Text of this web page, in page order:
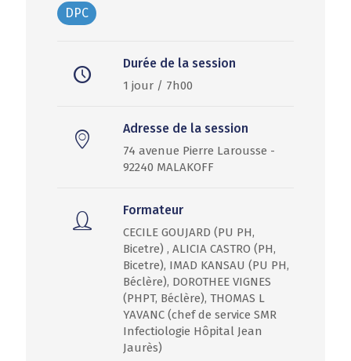
DPC
Durée de la session
1 jour / 7h00
Adresse de la session
74 avenue Pierre Larousse -
92240 MALAKOFF
Formateur
CECILE GOUJARD (PU PH,
Bicetre) , ALICIA CASTRO (PH,
Bicetre), IMAD KANSAU (PU PH,
Béclère), DOROTHEE VIGNES
(PHPT, Béclère), THOMAS L
YAVANC (chef de service SMR
Infectiologie Hôpital Jean
Jaurès)